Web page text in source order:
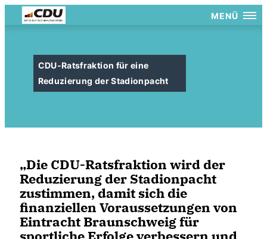
MENÜ
CDU-Ratsfraktion für eine
Reduzierung der Stadionpacht
Die CDU-Ratsfraktion wird der
Reduzierung der Stadionpacht
zustimmen, damit sich die
finanziellen Voraussetzungen von
Eintracht Braunschweig für